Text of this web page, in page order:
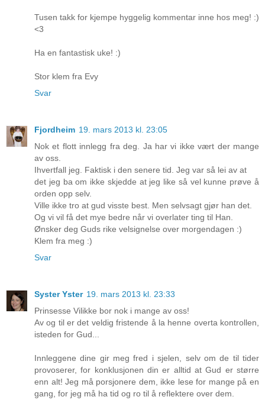
Tusen takk for kjempe hyggelig kommentar inne hos meg! :)
<3
Ha en fantastisk uke! :)
Stor klem fra Evy
Svar
Fjordheim 19. mars 2013 kl. 23:05
Nok et flott innlegg fra deg. Ja har vi ikke vært der mange
av oss.
Ihvertfall jeg. Faktisk i den senere tid. Jeg var så lei av at
det jeg ba om ikke skjedde at jeg like så vel kunne prøve å
orden opp selv.
Ville ikke tro at gud visste best. Men selvsagt gjør han det.
Og vi vil få det mye bedre når vi overlater ting til Han.
Ønsker deg Guds rike velsignelse over morgendagen :)
Klem fra meg :)
Svar
Syster Yster 19. mars 2013 kl. 23:33
Prinsesse Vilikke bor nok i mange av oss!
Av og til er det veldig fristende å la henne overta kontrollen,
isteden for Gud...
Innleggene dine gir meg fred i sjelen, selv om de til tider
provoserer, for konklusjonen din er alltid at Gud er større
enn alt! Jeg må porsjonere dem, ikke lese for mange på en
gang, for jeg må ha tid og ro til å reflektere over dem.